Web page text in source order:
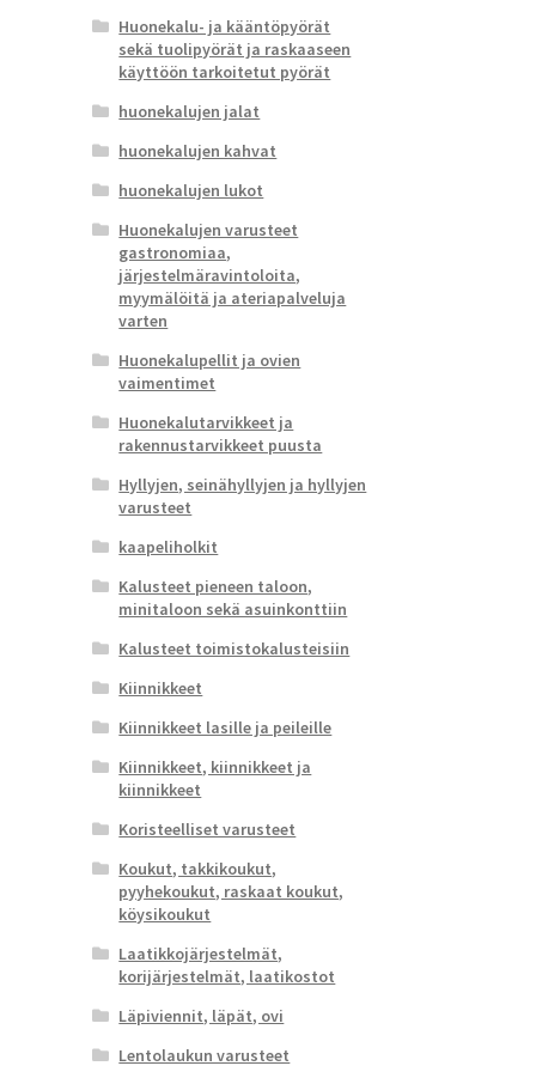
Huonekalu- ja kääntöpyörät
sekä tuolipyörät ja raskaaseen
käyttöön tarkoitetut pyörät
huonekalujen jalat
huonekalujen kahvat
huonekalujen lukot
Huonekalujen varusteet
gastronomiaa,
järjestelmäravintoloita,
myymälöitä ja ateriapalveluja
varten
Huonekalupellit ja ovien
vaimentimet
Huonekalutarvikkeet ja
rakennustarvikkeet puusta
Hyllyjen, seinähyllyjen ja hyllyjen
varusteet
kaapeliholkit
Kalusteet pieneen taloon,
minitaloon sekä asuinkonttiin
Kalusteet toimistokalusteisiin
Kiinnikkeet
Kiinnikkeet lasille ja peileille
Kiinnikkeet, kiinnikkeet ja
kiinnikkeet
Koristeelliset varusteet
Koukut, takkikoukut,
pyyhekoukut, raskaat koukut,
köysikoukut
Laatikkojärjestelmät,
korijärjestelmät, laatikostot
Läpiviennit, läpät, ovi
Lentolaukun varusteet